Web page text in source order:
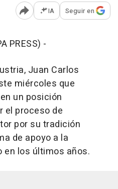
Abrir opciones para
IA Seguir en
PRESS) -
Juan Carlos
miércoles que
un posición
el proceso de
por su tradición
de apoyo a la
en los últimos años.